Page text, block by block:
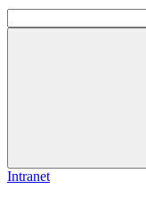
Intranet